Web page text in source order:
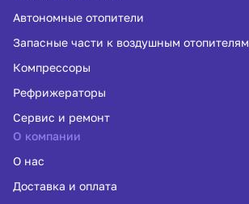
Автономные отопители
Запасные части к воздушным отопителям
Компрессоры
Рефрижераторы
Сервис и ремонт
О компании
О нас
Доставка и оплата